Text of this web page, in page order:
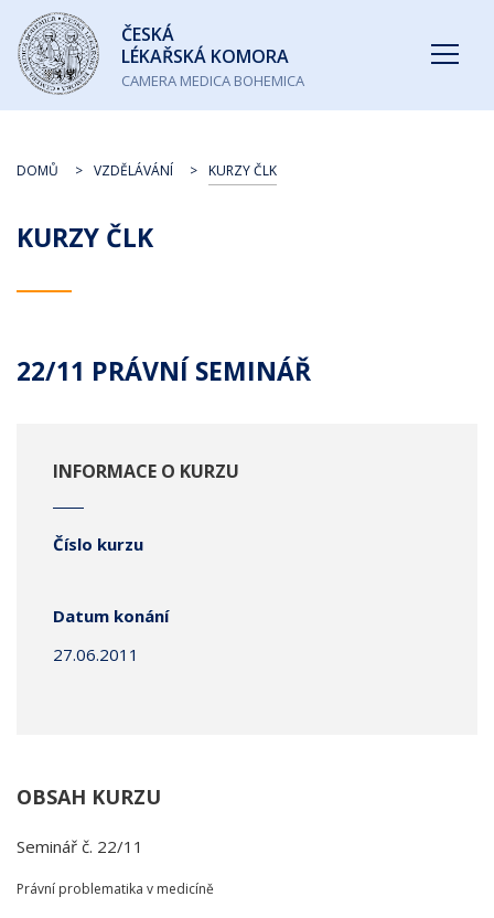
Česká
lékařská
komora
ČESKÁ
LÉKAŘSKÁ KOMORA
CAMERA MEDICA BOHEMICA
KURZY ČLK
DOMŮ VZDĚLÁVÁNÍ KURZY ČLK
22/11 PRÁVNÍ SEMINÁŘ
INFORMACE O KURZU
Číslo kurzu
Datum konání
27.06.2011
OBSAH KURZU
Seminář č. 22/11
Právní problematika v medicíně